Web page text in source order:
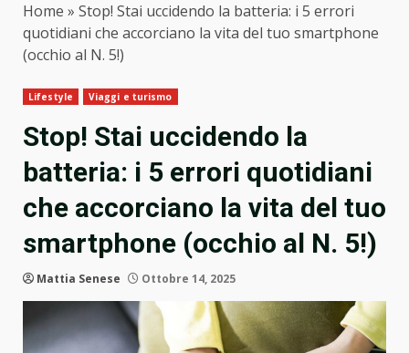
Home » Stop! Stai uccidendo la batteria: i 5 errori
quotidiani che accorciano la vita del tuo smartphone
(occhio al N. 5!)
Lifestyle Viaggi e turismo
Stop! Stai uccidendo la
batteria: i 5 errori quotidiani
che accorciano la vita del tuo
smartphone (occhio al N. 5!)
Mattia Senese Ottobre 14, 2025